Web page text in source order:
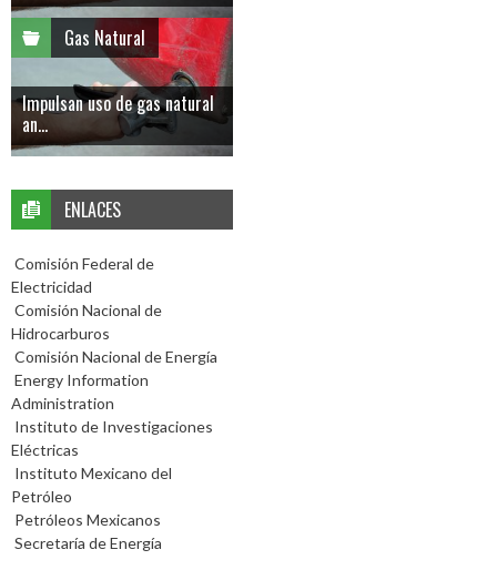
Gas Natural
Impulsan uso de gas natural
an...
ENLACES
Comisión Federal de
Electricidad
Comisión Nacional de
Hidrocarburos
Comisión Nacional de Energía
Energy Information
Administration
Instituto de Investigaciones
Eléctricas
Instituto Mexicano del
Petróleo
Petróleos Mexicanos
Secretaría de Energía